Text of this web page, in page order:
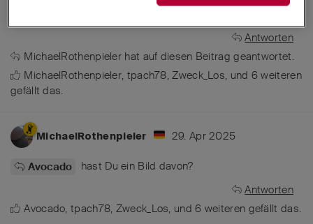
Antworten
MichaelRothenpieler hat auf diesen Beitrag geantwortet.
MichaelRothenpieler, tpach78,Zweck_Los, und 6 weiteren
gefällt das.
MichaelRothenpieler 29. Apr 2025
Avocado
hast Du ein Bild davon?
Antworten
Avocado,tpach78, Zweck_Los, und6 weiteren gefällt das.